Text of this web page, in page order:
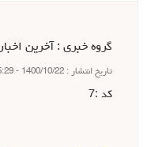
گروه خبري : آخرین اخبار
تاريخ انتشار : 1400/10/22 - 15:29
كد :7